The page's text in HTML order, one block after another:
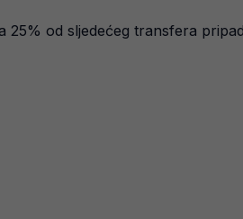
25% od sljedećeg transfera